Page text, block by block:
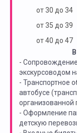
от 30 до 34
от 35 до 39
от 40 до 47
-
экскурсоводом
- Транспортное
автобусе
организованной
- Оформление
детскую